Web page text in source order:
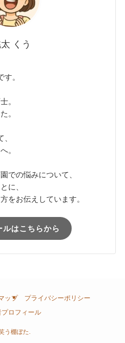
くう
。
。
。
。
での悩みについて、
に、
をお伝えしています。
ルはこちらから
ップ
プライバシーポリシー
ロフィール
う棚ぼた.